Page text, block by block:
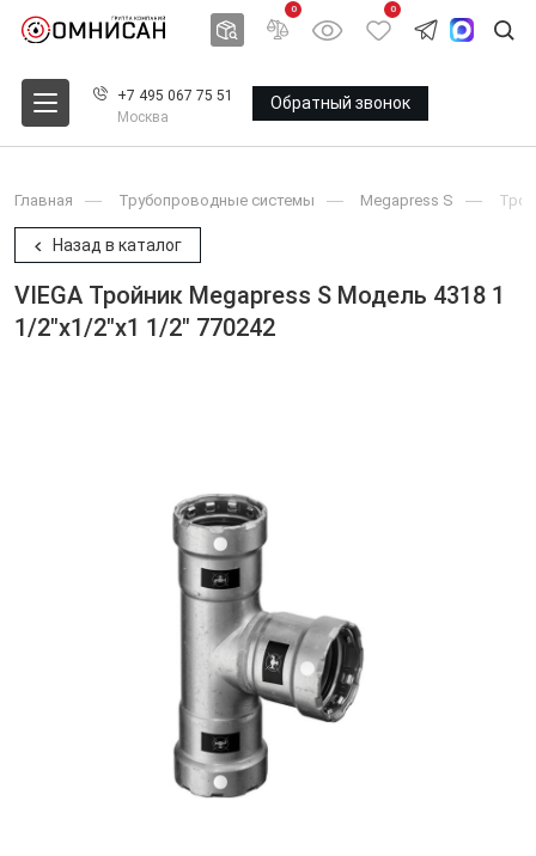
0 0
+7 495 067 75 51
Москва
Обратный звонок
Главная Трубопроводные системы Megapress S
Назад в каталог
VIEGA Тройник Megapress S Модель 4318 1
1/2"x1/2"x1 1/2" 770242